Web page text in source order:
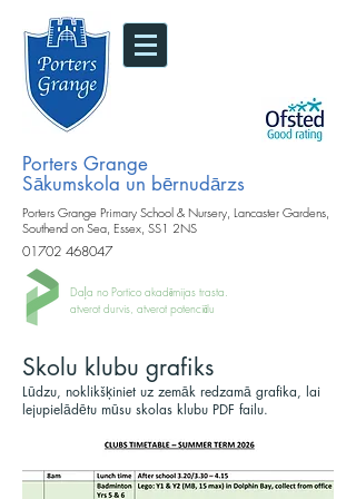
Porters Grange
Sākumskola un bērnudārzs
Porters Grange Primary School & Nursery, Lancaster Gardens,
Southend on Sea, Essex, SS1 2NS
01702 468047
Daļa no Portico akadēmijas trasta.
atverot durvis, atverot potenciālu
Skolu klubu grafiks
Lūdzu, noklikšķiniet uz zemāk redzamā grafika, lai
lejupielādētu mūsu skolas klubu PDF failu.